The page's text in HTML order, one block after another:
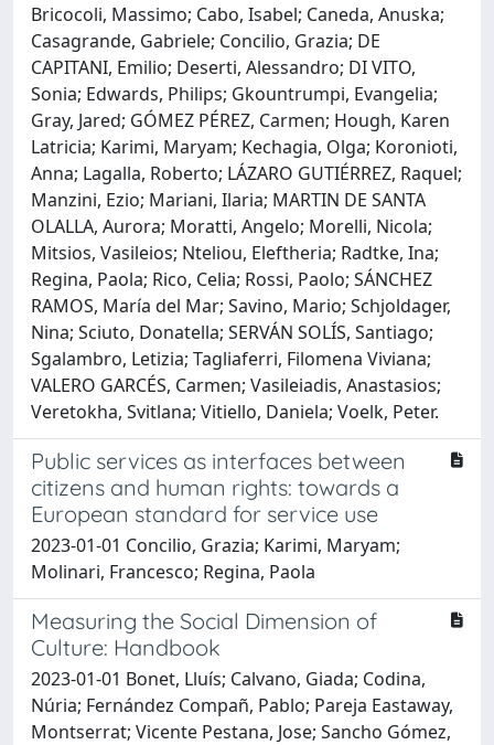
Bricocoli, Massimo; Cabo, Isabel; Caneda, Anuska;
Casagrande, Gabriele; Concilio, Grazia; DE
CAPITANI, Emilio; Deserti, Alessandro; DI VITO,
Sonia; Edwards, Philips; Gkountrumpi, Evangelia;
Gray, Jared; GÓMEZ PÉREZ, Carmen; Hough, Karen
Latricia; Karimi, Maryam; Kechagia, Olga; Koronioti,
Anna; Lagalla, Roberto; LÁZARO GUTIÉRREZ, Raquel;
Manzini, Ezio; Mariani, Ilaria; MARTIN DE SANTA
OLALLA, Aurora; Moratti, Angelo; Morelli, Nicola;
Mitsios, Vasileios; Nteliou, Eleftheria; Radtke, Ina;
Regina, Paola; Rico, Celia; Rossi, Paolo; SÁNCHEZ
RAMOS, María del Mar; Savino, Mario; Schjoldager,
Nina; Sciuto, Donatella; SERVÁN SOLÍS, Santiago;
Sgalambro, Letizia; Tagliaferri, Filomena Viviana;
VALERO GARCÉS, Carmen; Vasileiadis, Anastasios;
Veretokha, Svitlana; Vitiello, Daniela; Voelk, Peter.
Public services as interfaces between
citizens and human rights: towards a
European standard for service use
2023-01-01 Concilio, Grazia; Karimi, Maryam;
Molinari, Francesco; Regina, Paola
Measuring the Social Dimension of
Culture: Handbook
2023-01-01 Bonet, Lluís; Calvano, Giada; Codina,
Núria; Fernández Compañ, Pablo; Pareja Eastaway,
Montserrat; Vicente Pestana, Jose; Sancho Gómez,